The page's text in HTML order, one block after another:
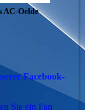
AC-Oelde
Facebook-
Sie ein Fan